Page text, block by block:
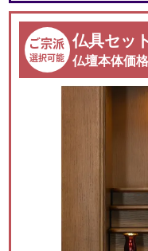
マグネットでピッタリ閉
ご宗派
選択可能
仏具セッ
仏壇本体価